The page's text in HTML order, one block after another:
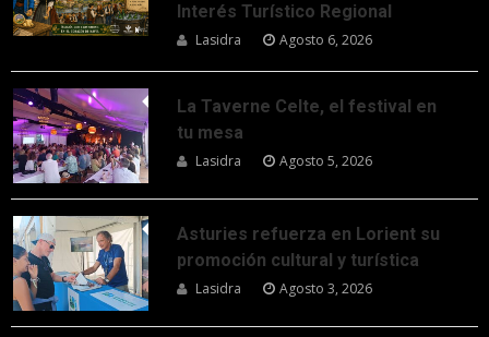
Interés Turístico Regional
Lasidra Agosto 6, 2026
La Taverne Celte, el festival en
tu mesa
Lasidra Agosto 5, 2026
Asturies refuerza en Lorient su
promoción cultural y turística
Lasidra Agosto 3, 2026